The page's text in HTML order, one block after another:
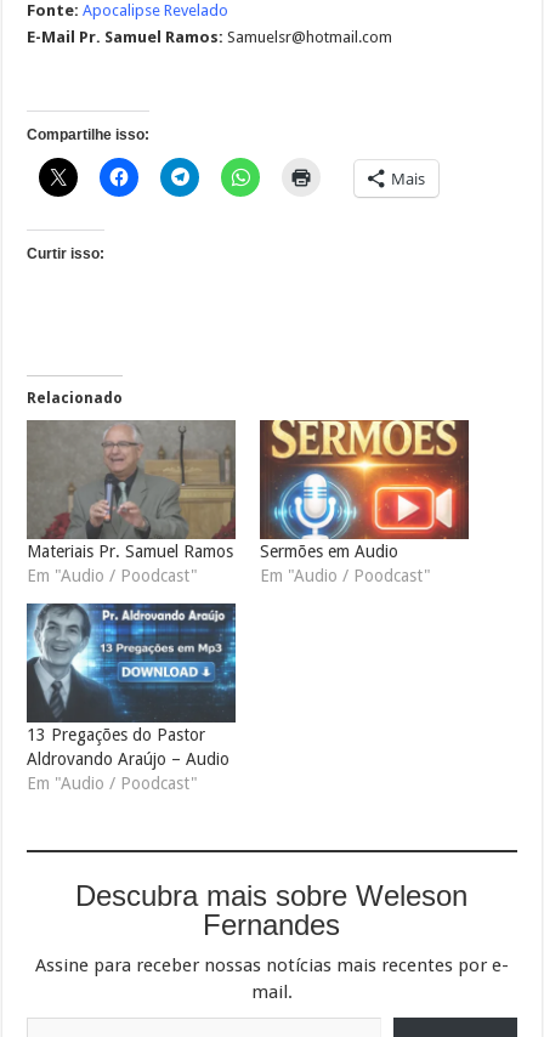
Fonte: Apocalipse Revelado
E-Mail Pr. Samuel Ramos:Samuelsr@hotmail.com
Compartilhe isso:
Mais
Curtir isso:
Relacionado
Materiais Pr. Samuel Ramos
Em "Audio / Poodcast"
Sermões em Audio
Em "Audio / Poodcast"
13 Pregações do Pastor
Aldrovando Araújo – Audio
Em "Audio / Poodcast"
Descubra mais sobre Weleson
Fernandes
Assine para receber nossas notícias mais recentes por e-
mail.
Digite seu e-mail…